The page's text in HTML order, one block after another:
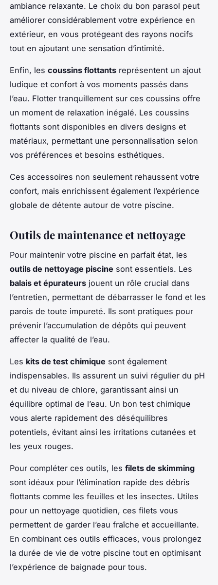
ambiance relaxante. Le choix du bon parasol peut
améliorer considérablement votre expérience en
extérieur, en vous protégeant des rayons nocifs
tout en ajoutant une sensation d’intimité.
Enfin, les coussins flottants représentent un ajout
ludique et confort à vos moments passés dans
l’eau. Flotter tranquillement sur ces coussins offre
un moment de relaxation inégalé. Les coussins
flottants sont disponibles en divers designs et
matériaux, permettant une personnalisation selon
vos préférences et besoins esthétiques.
Ces accessoires non seulement rehaussent votre
confort, mais enrichissent également l’expérience
globale de détente autour de votre piscine.
Outils de maintenance et nettoyage
Pour maintenir votre piscine en parfait état, les
outils de nettoyage piscine sont essentiels. Les
balais et épurateurs jouent un rôle crucial dans
l’entretien, permettant de débarrasser le fond et les
parois de toute impureté. Ils sont pratiques pour
prévenir l’accumulation de dépôts qui peuvent
affecter la qualité de l’eau.
Les kits de test chimique sont également
indispensables. Ils assurent un suivi régulier du pH
et du niveau de chlore, garantissant ainsi un
équilibre optimal de l’eau. Un bon test chimique
vous alerte rapidement des déséquilibres
potentiels, évitant ainsi les irritations cutanées et
les yeux rouges.
Pour compléter ces outils, les filets de skimming
sont idéaux pour l’élimination rapide des débris
flottants comme les feuilles et les insectes. Utiles
pour un nettoyage quotidien, ces filets vous
permettent de garder l’eau fraîche et accueillante.
En combinant ces outils efficaces, vous prolongez
la durée de vie de votre piscine tout en optimisant
l’expérience de baignade pour tous.